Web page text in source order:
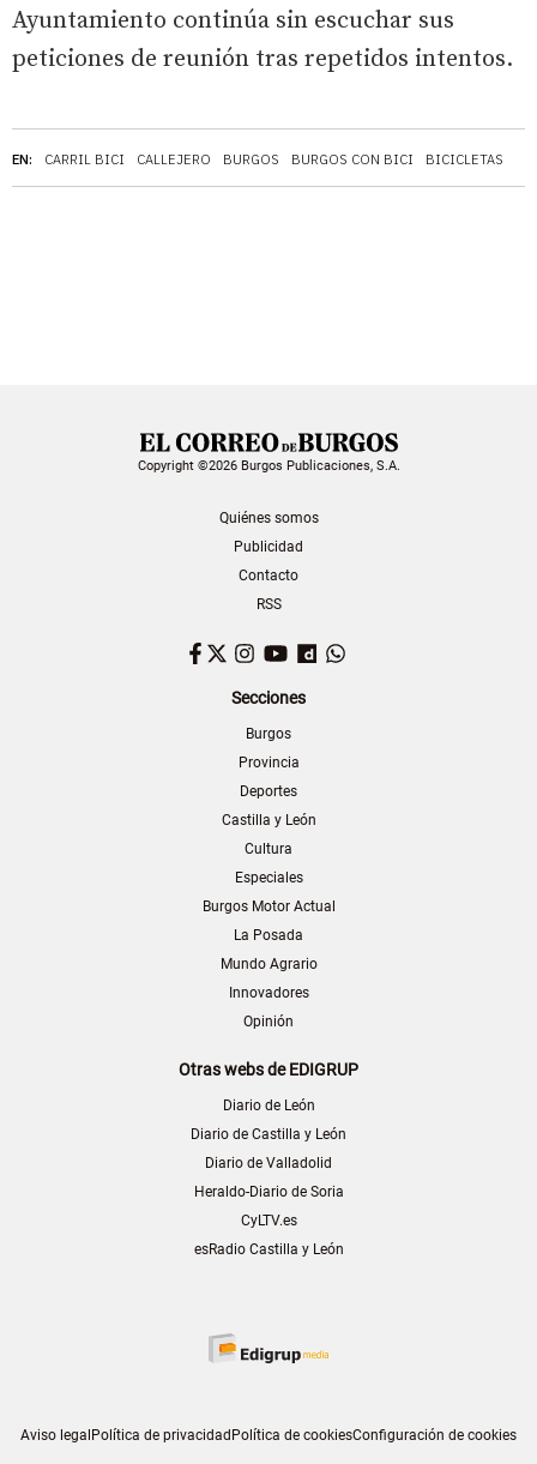
EN: CARRIL BICI CALLEJERO BURGOS BURGOS CON BICI BICICLETAS
Ayuntamiento continúa sin escuchar sus
peticiones de reunión tras repetidos intentos.
Copyright ©2026 Burgos Publicaciones, S.A.
Quiénes somos
Publicidad
Contacto
RSS
Facebook
TwitterInstagram
YouTubeDailymotion
Secciones
Burgos
Provincia
Deportes
Castilla y León
Cultura
Especiales
Burgos Motor Actual
La Posada
Mundo Agrario
Innovadores
Opinión
Otras webs de EDIGRUP
Diario de León
Diario de Castilla y León
Diario de Valladolid
Heraldo-Diario de Soria
CyLTV.es
esRadio Castilla y León
Aviso legal Política de privacidad Política de cookiesConfiguración de cookies